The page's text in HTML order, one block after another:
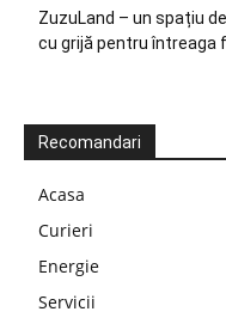
ZuzuLand – un spațiu
cu grijă pentru întreaga
Recomandari
Acasa
Curieri
Energie
Servicii